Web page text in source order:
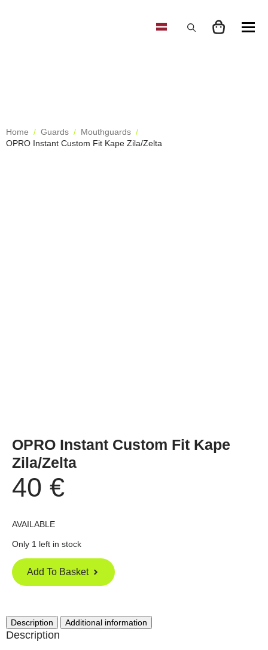
Home Guards
Mouthguards
OPRO Instant Custom Fit Kape Zila/Zelta
OPRO Instant Custom Fit Kape
Zila/Zelta
40 €
AVAILABLE
Only 1 left in stock
Add To Basket
Description Additional information
Description